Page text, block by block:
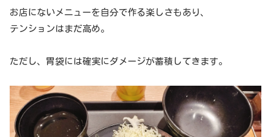
お店にないメニューを自分で作る楽しさもあり、
テンションはまだ高め。
ただし、胃袋には確実にダメージが蓄積してきます。